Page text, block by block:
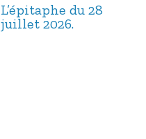
L’épitaphe du 28
juillet 2026.